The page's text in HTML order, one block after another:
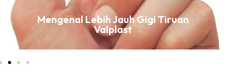
Mengenal Lebih Jauh Gigi Tiruan
Valplast